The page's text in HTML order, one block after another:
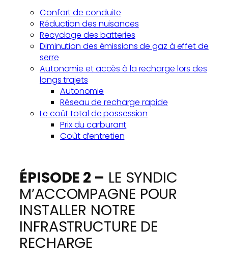
Confort de conduite
Réduction des nuisances
Recyclage des batteries
Diminution des émissions de gaz à effet de
serre
Autonomie et accès à la recharge lors des
longs trajets
Autonomie
Réseau de recharge rapide
Le coût total de possession
Prix du carburant
Coût d’entretien
ÉPISODE 2 – LE SYNDIC
M’ACCOMPAGNE POUR
INSTALLER NOTRE
INFRASTRUCTURE DE
RECHARGE